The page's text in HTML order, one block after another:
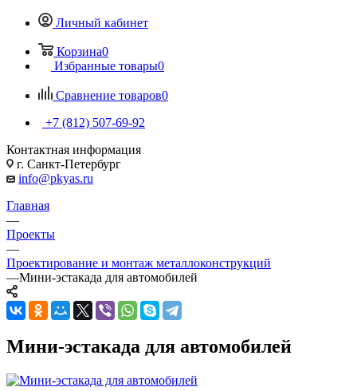
Личный кабинет
Корзина0
Избранные товары0
Сравнение товаров0
+7 (812) 507-69-92
Контактная информация
г. Санкт-Петербург
info@pkyas.ru
Главная
—
Проекты
—
Проектирование и монтаж металлоконструкций
—Мини-эстакада для автомобилей
Мини-эстакада для автомобилей